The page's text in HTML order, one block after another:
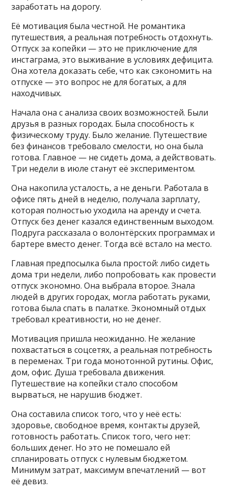
заработать на дорогу.
Её мотивация была честной. Не романтика
путешествия, а реальная потребность отдохнуть.
Отпуск за копейки — это не приключение для
инстаграма, это выживание в условиях дефицита.
Она хотела доказать себе, что как сэкономить на
отпуске — это вопрос не для богатых, а для
находчивых.
Начала она с анализа своих возможностей. Были
друзья в разных городах. Была способность к
физическому труду. Было желание. Путешествие
без финансов требовало смелости, но она была
готова. Главное — не сидеть дома, а действовать.
Три недели в июле станут её экспериментом.
Она накопила усталость, а не деньги. Работала в
офисе пять дней в неделю, получала зарплату,
которая полностью уходила на аренду и счета.
Отпуск без денег казался единственным выходом.
Подруга рассказала о волонтёрских программах и
бартере вместо денег. Тогда всё встало на место.
Главная предпосылка была простой: либо сидеть
дома три недели, либо попробовать как провести
отпуск экономно. Она выбрала второе. Знала
людей в других городах, могла работать руками,
готова была спать в палатке. Экономный отдых
требовал креативности, но не денег.
Мотивация пришла неожиданно. Не желание
похвастаться в соцсетях, а реальная потребность
в переменах. Три года монотонной рутины. Офис,
дом, офис. Душа требовала движения.
Путешествие на копейки стало способом
вырваться, не нарушив бюджет.
Она составила список того, что у неё есть:
здоровье, свободное время, контакты друзей,
готовность работать. Список того, чего нет:
больших денег. Но это не помешало ей
спланировать отпуск с нулевым бюджетом.
Минимум затрат, максимум впечатлений — вот
её девиз.